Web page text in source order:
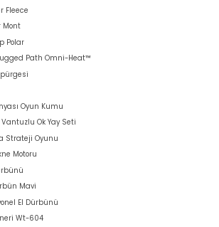
Fleece
Mont
Polar
Path Omni-Heat™
Oyun Kumu
Ok Yay Seti
Strateji Oyunu
Motoru
Mavi
El Dürbünü
Wt-604